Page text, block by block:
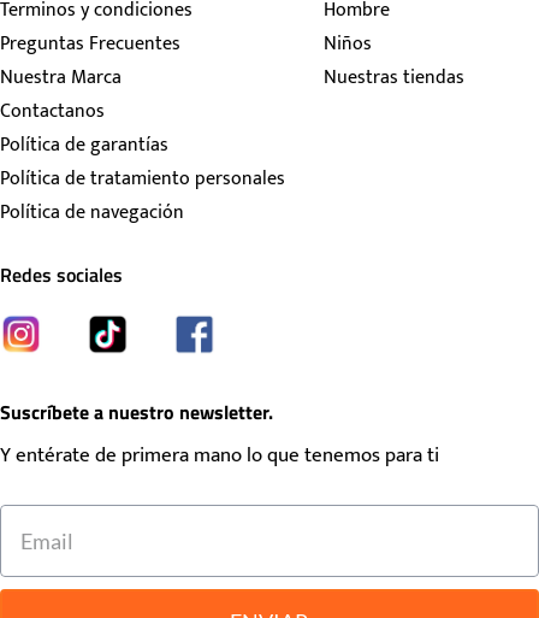
Terminos y condiciones
Preguntas Frecuentes
Nuestra Marca
Contactanos
Política de garantías
Política de tratamiento personales
Política de navegación
Hombre
Niños
Nuestras tiendas
Redes sociales
Suscríbete a nuestro newsletter.
Y entérate de primera mano lo que tenemos para ti